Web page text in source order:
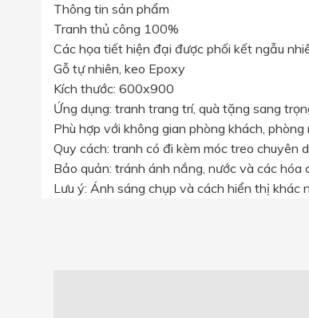
Thông tin sản phẩm
Tranh thủ công 100%
Các họa tiết hiện đại được phối kết ngẫu
Gỗ tự nhiên, keo Epoxy
Kích thước: 600x900
Ứng dụng: tranh trang trí, quà tặng sang
Phù hợp với không gian phòng khách,
Quy cách: tranh có đi kèm móc treo chuyên
Bảo quản: tránh ánh nắng, nước và các
Lưu ý: Ánh sáng chụp và cách hiển thị